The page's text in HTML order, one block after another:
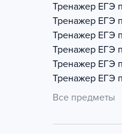
Тренажер ЕГЭ
Тренажер ЕГЭ
Тренажер ЕГЭ
Тренажер ЕГЭ
Тренажер ЕГЭ
Тренажер ЕГЭ
Все предметы